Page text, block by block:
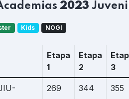
2023
Kids NOGI
Etapa
1
Etapa
2
3
269 344 355